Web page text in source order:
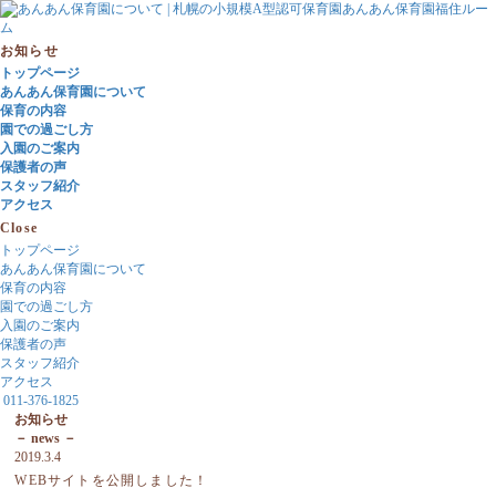
お知らせ
トップページ
あんあん保育園について
保育の内容
園での過ごし方
入園のご案内
保護者の声
スタッフ紹介
アクセス
Close
トップページ
あんあん保育園について
保育の内容
園での過ごし方
入園のご案内
保護者の声
スタッフ紹介
アクセス
011-376-1825
お知らせ
－ news －
2019.3.4
WEBサイトを公開しました！